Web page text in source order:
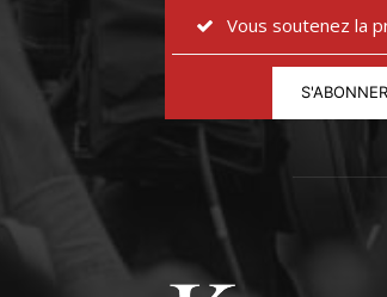
Vous soutenez la
S'ABONNER